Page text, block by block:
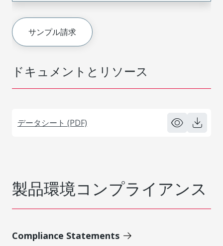
ドキュメントとリソース
データシート (PDF)
サンプル請求
製品環境コンプライアンス
Compliance Statements